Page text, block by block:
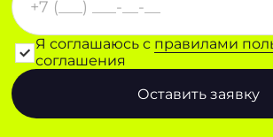
Я соглашаюсь с правилами
соглашения